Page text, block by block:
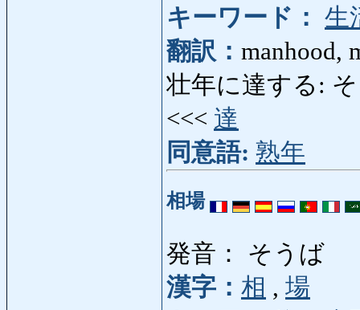
キーワード： 生
翻訳： manhood,
壮年に達する:
<<< 達
同意語: 熟年
相場
発音： そうば
漢字： 相 , 場